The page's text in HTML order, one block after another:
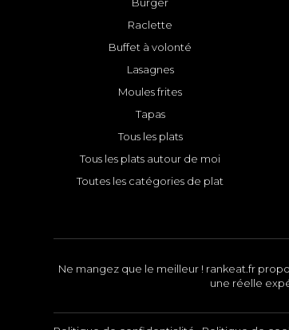
Burger
Raclette
Buffet à volonté
Lasagnes
Moules frites
Tapas
Tous les plats
Tous les plats autour de moi
Toutes les catégories de plat
Ne mangez que le meilleur ! rankeat.fr
une réelle